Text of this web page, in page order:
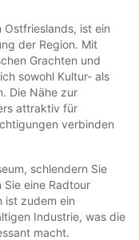
ist ein
der Region. Mit
Grachten und
sowohl Kultur- als
Die Nähe zur
attraktiv für
verbinden
schlendern Sie
eine Radtour
ist zudem ein
Industrie, was die
macht.